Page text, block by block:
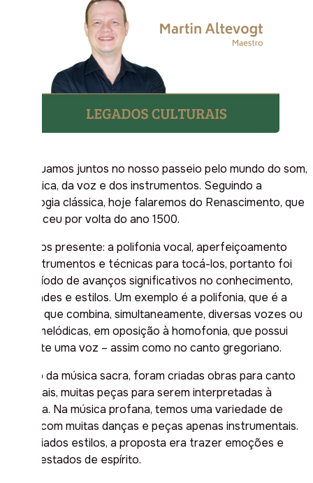
Continuamos juntos no nosso passeio pelo mundo do som,
da música, da voz e dos instrumentos. Seguindo a
cronologia clássica, hoje falaremos do Renascimento, que
aconteceu por volta do ano 1500.
Teremos presente: a polifonia vocal, aperfeiçoamento
dos instrumentos e técnicas para tocá-los, portanto foi
um período de avanços significativos no conhecimento,
habilidades e estilos. Um exemplo é a polifonia, que é a
música que combina, simultaneamente, diversas vozes ou
linhas melódicas, em oposição à homofonia, que possui
somente uma voz – assim como no canto gregoriano.
Dentro da música sacra, foram criadas obras para canto
corais, muitas peças para serem interpretadas à
cappella. Na música profana, temos uma variedade de
canto, com muitas danças e peças apenas instrumentais.
Em variados estilos, a proposta era trazer emoções e
vários estados de espírito.